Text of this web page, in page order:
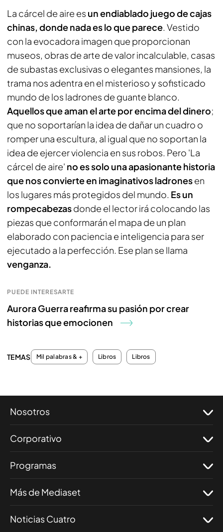
La cárcel de aire es un endiablado juego de cajas
chinas, donde nada es lo que parece. Vestido
con la evocadora imagen que proporcionan
museos, obras de arte de valor incalculable, casas
de subastas exclusivas o elegantes mansiones, la
trama nos adentra en el misterioso y sofisticado
mundo de los ladrones de guante blanco.
Aquellos que aman el arte por encima del dinero;
que no soportarían la idea de dañar un cuadro o
romper una escultura, al igual que no soportan la
idea de ejercer violencia en sus robos. Pero 'La
cárcel de aire' no es solo una apasionante historia
que nos convierte en imaginativos ladronesen
los lugares más protegidos del mundo. Es un
rompecabezasdonde el lector irá colocando las
piezas que conformarán el mapa de un plan
elaborado con paciencia e inteligencia para ser
ejecutado a la perfección. Ese plan se llama
venganza.
PUEDE INTERESARTE
Aurora Guerra reafirma su pasión por crear
historias que emocionen
TEMAS Mil palabras & + Libros Libros
Nosotros
Corporativo
Programas
Más de Mediaset
Noticias Cuatro